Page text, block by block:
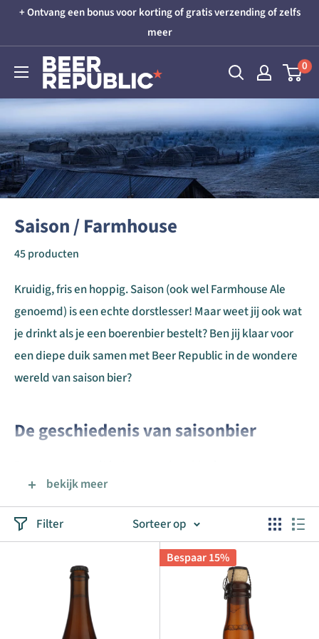
Skip+ Ontvang een bonus voor korting of gratis verzending of zelfs
meer
Beer
Republic
0
Saison / Farmhouse
45 producten
Kruidig, fris en hoppig. Saison (ook wel Farmhouse Ale
genoemd) is een echte dorstlesser! Maar weet jij ook wat
je drinkt als je een boerenbier bestelt? Ben jij klaar voor
een diepe duik samen met Beer Republic in de wondere
wereld van saison bier?
De geschiedenis van saisonbier
seizoensbier uit Wallonië (België). Boerenbrouwers waren
grote boerderijen waar vroeger brouwerijen deel van
uitmaakten. Dat is waar de naamboerderij bier
of
In deze zogenaamde ‘boerderijbrouwerijen’ werd in de
winter licht alcoholisch bier gebrouwen. Deze bieren
werden grondig gefermenteerd totdat er vrijwel geen
bekijk meer
Filter Sorteer op
Bespaar 15%